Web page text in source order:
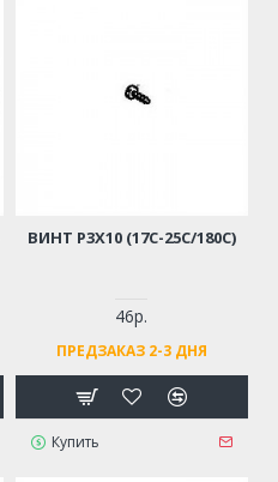
ВИНТ Р3Х10 (17С-25С/180С)
46р.
ПРЕДЗАКАЗ 2-3 ДНЯ
Купить